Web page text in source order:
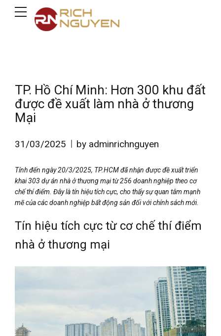
TP. Hồ Chí Minh: Hơn 300 khu đất
được đề xuất làm nhà ở thương
Mại
31/03/2025 by adminrichnguyen
Tính đến ngày 20/3/2025, TP.HCM đã nhận được đề xuất triển
khai 303 dự án nhà ở thương mại từ 256 doanh nghiệp theo cơ
chế thí điểm. Đây là tín hiệu tích cực, cho thấy sự quan tâm mạnh
mẽ của các doanh nghiệp bất động sản đối với chính sách mới.
Tín hiệu tích cực từ cơ chế thí điểm
nhà ở thương mại